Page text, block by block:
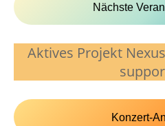
Nächste
Aktives Projekt
Konzert-